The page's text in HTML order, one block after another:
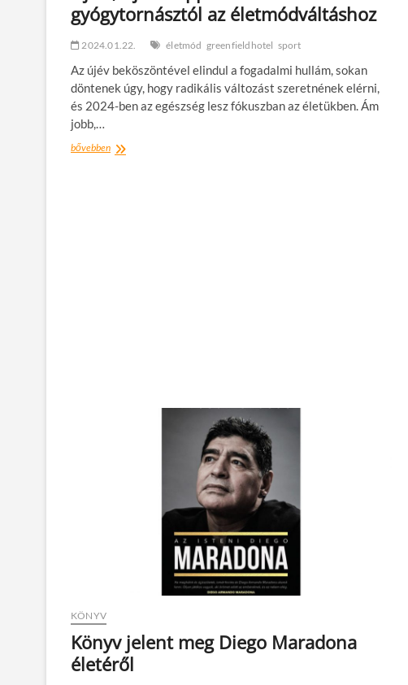
gyógytornásztól az életmódváltáshoz
2024.01.22. életmód greenfieldhotel sport
Az újév beköszöntével elindul a fogadalmi hullám, sokan
döntenek úgy, hogy radikális változást szeretnének elérni,
és 2024-ben az egészség lesz fókuszban az életükben. Ám
jobb,…
bővebbenÚj
KÖNYV
Könyv jelent meg Diego Maradona
életéről